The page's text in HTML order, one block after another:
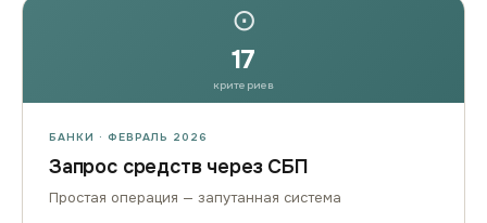
⊙
17
критериев
БАНКИ · ФЕВРАЛЬ 2026
Запрос средств через СБП
Простая операция — запутанная система